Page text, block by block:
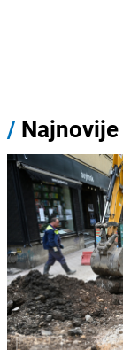
/ Najnovije